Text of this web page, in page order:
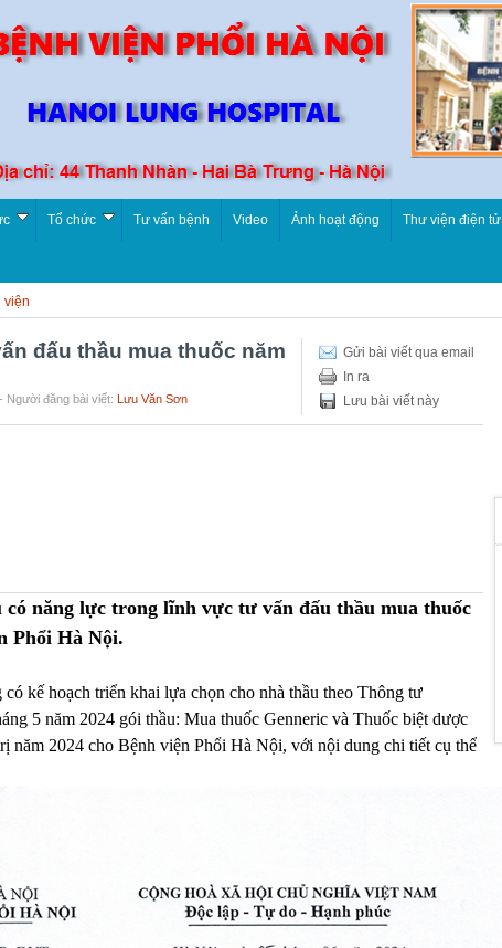
Tổ chức Tư vấn bệnh Video Ảnh hoạt động Thư viện điện tử
viện
Gửi bài viết qua email
In ra
Lưu bài viết này
đấu thầu mua thuốc năm
Người đăng bài viết: Lưu Văn Sơn
năng lực trong lĩnh vực tư vấn đấu thầu mua thuốc
Phổi Hà Nội.
kế hoạch triển khai lựa chọn cho nhà thầu theo Thông tư
5 năm 2024 gói thầu: Mua thuốc Genneric và Thuốc biệt dược
năm 2024 cho Bệnh viện Phổi Hà Nội, với nội dung chi tiết cụ thể